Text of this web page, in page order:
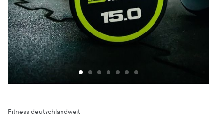
Fitness deutschlandweit